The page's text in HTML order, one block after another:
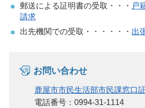
郵送による証明書の受取・・・ 戸
請求
出先機関での受取・・・・・・ 出
お問い合わせ
鹿屋市市民生活部市民課窓口
電話番号：0994-31-1114